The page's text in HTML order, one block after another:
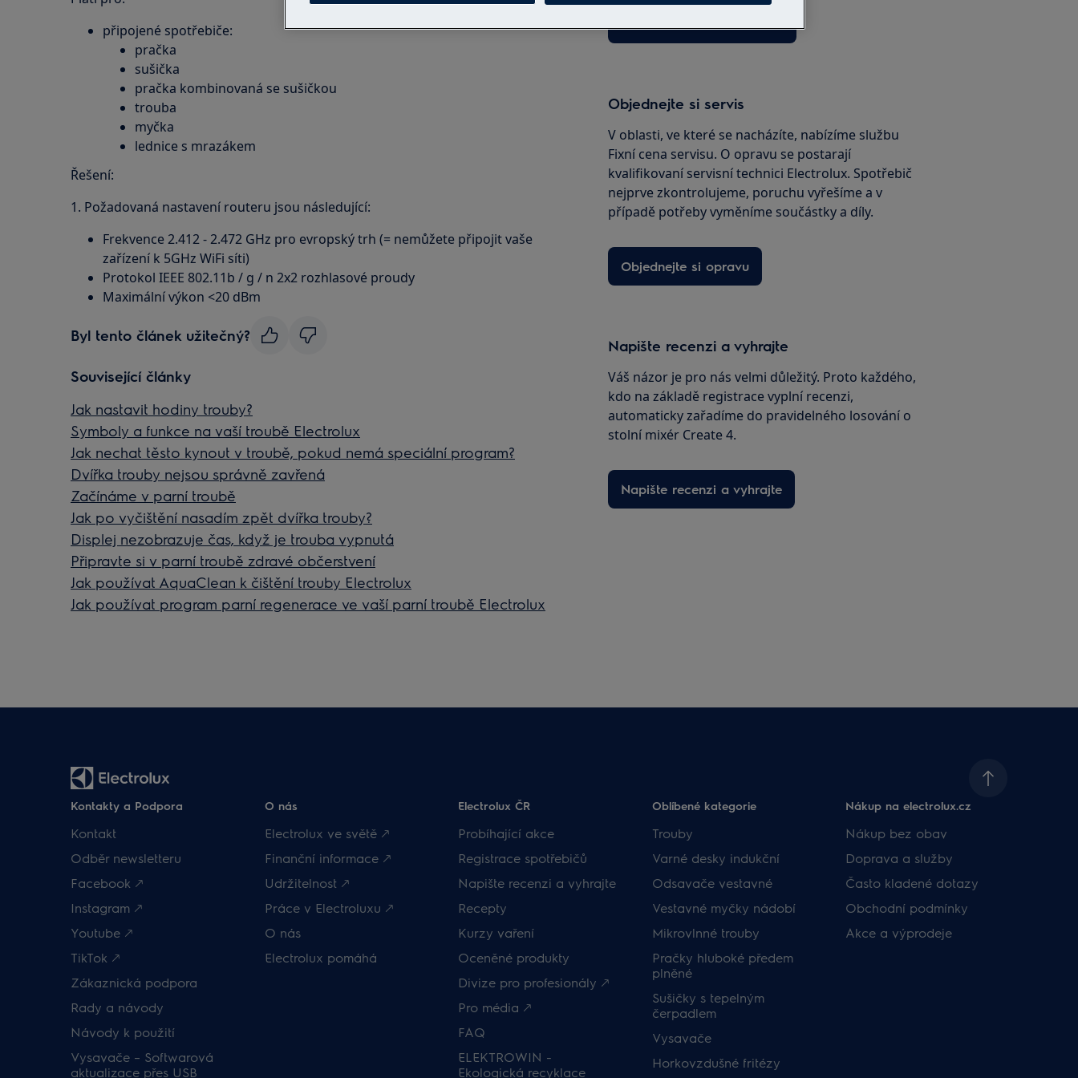
připojené spotřebiče:
pračka
sušička
pračka kombinovaná se sušičkou
trouba
myčka
lednice s mrazákem
Řešení:
1. Požadovaná nastavení routeru jsou následující:
Frekvence 2.412 - 2.472 GHz pro evropský trh (= nemůžete připojit vaše
zařízení k 5GHz WiFi síti)
Protokol IEEE 802.11b / g / n 2x2 rozhlasové proudy
Maximální výkon <20 dBm
Byl tento článek užitečný?
Související články
Jak nastavit hodiny trouby?
Symboly a funkce na vaší troubě Electrolux
Jak nechat těsto kynout v troubě, pokud nemá speciální program?
Dvířka trouby nejsou správně zavřená
Začínáme v parní troubě
Jak po vyčištění nasadím zpět dvířka trouby?
Displej nezobrazuje čas, když je trouba vypnutá
Připravte si v parní troubě zdravé občerstvení
Jak používat AquaClean k čištění trouby Electrolux
Jak používat program parní regenerace ve vaší parní troubě Electrolux
Objednejte si servis
V oblasti, ve které se nacházíte, nabízíme službu
Fixní cena servisu. O opravu se postarají
kvalifikovaní servisní technici Electrolux. Spotřebič
nejprve zkontrolujeme, poruchu vyřešíme a v
případě potřeby vyměníme součástky a díly.
Objednejte si opravu
Napište recenzi a vyhrajte
Váš názor je pro nás velmi důležitý. Proto každého,
kdo na základě registrace vyplní recenzi,
automaticky zařadíme do pravidelného losování o
stolní mixér Create 4.
Napište recenzi a vyhrajte
Kontakty a Podpora
Kontakt
Odběr newsletteru
Facebook 🡕
Instagram 🡕
Youtube 🡕
TikTok 🡕
Zákaznická podpora
Rady a návody
Návody k použití
Vysavače – Softwarová
aktualizace přes USB
O nás
Electrolux ve světě 🡕
Finanční informace 🡕
Udržitelnost 🡕
Práce v Electroluxu 🡕
O nás
Electrolux pomáhá
Electrolux ČR
Probíhající akce
Registrace spotřebičů
Napište recenzi a vyhrajte
Recepty
Kurzy vaření
Oceněné produkty
Divize pro profesionály 🡕
Pro média 🡕
FAQ
ELEKTROWIN -
Ekologická recyklace
Oblíbené kategorie
Trouby
Varné desky indukční
Odsavače vestavné
Vestavné myčky nádobí
Mikrovlnné trouby
Pračky hluboké předem
plněné
Sušičky s tepelným
čerpadlem
Vysavače
Horkovzdušné fritézy
Nákup na electrolux.cz
Nákup bez obav
Doprava a služby
Často kladené dotazy
Obchodní podmínky
Akce a výprodeje